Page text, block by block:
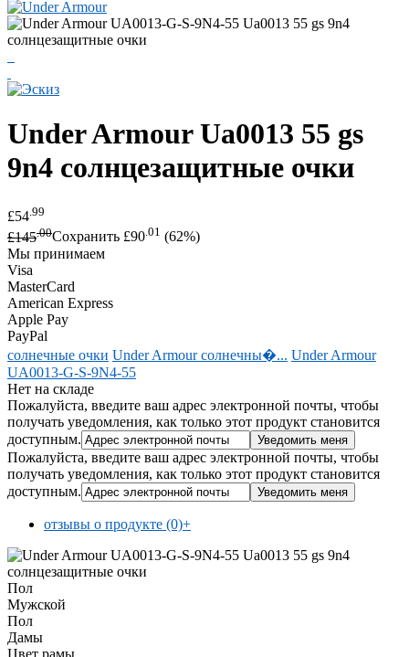
Under Armour Ua0013 55 gs
9n4 солнцезащитные очки
£54 .99
£145.00Сохранить £90.01 (62%)
Мы принимаем
Visa
MasterCard
American Express
Apple Pay
PayPal
солнечные очки Under Armour солнечны�... Under Armour
UA0013-G-S-9N4-55
Нет на складе
Пожалуйста, введите ваш адрес электронной почты, чтобы
получать уведомления, как только этот продукт становится
доступным.
Пожалуйста, введите ваш адрес электронной почты, чтобы
получать уведомления, как только этот продукт становится
доступным.
отзывы о продукте (0)+
Пол
Мужской
Пол
Дамы
Цвет рамы